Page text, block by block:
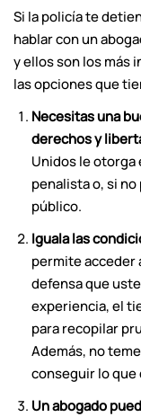
Si la policía te
hablar con un
y ellos son los más
las opciones que
Necesitas una
derechos y
Unidos le otorga
penalista o, si
público.
Iguala las
permite acceder
defensa que
experiencia, el
para recopilar
Además, no
conseguir lo que
Un abogado